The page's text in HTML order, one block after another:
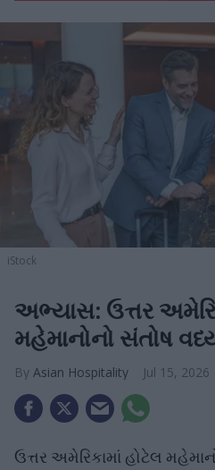
iStock
અભ્યાસ: ઉત્તર
મહેમાનોનો સંતોષ
Asian Hospitality Jul 15, 2026
ઉત્તર અમેરિકામાં હોટેલ